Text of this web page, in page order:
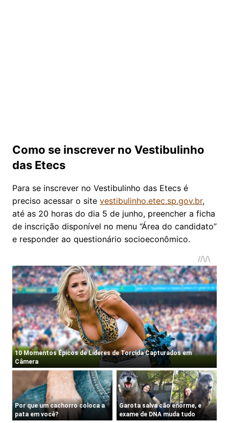
Como se inscrever no Vestibulinho
das Etecs
Para se inscrever no Vestibulinho das Etecs é
preciso acessar o site vestibulinho.etec.sp.gov.br,
até as 20 horas do dia 5 de junho, preencher a ficha
de inscrição disponível no menu “Área do candidato”
e responder ao questionário socioeconômico.